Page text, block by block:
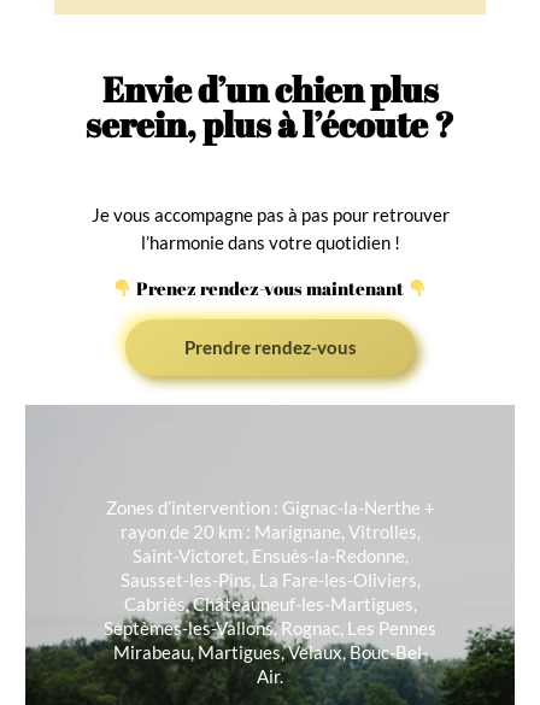
Envie d’un chien plus
serein, plus à l’écoute ?
Je vous accompagne pas à pas pour retrouver
l’harmonie dans votre quotidien !
Prenez rendez-vous maintenant
Prendre rendez-vous
Zones d’intervention : Gignac-la-Nerthe +
rayon de 20 km : Marignane, Vitrolles,
Saint-Victoret, Ensuès-la-Redonne,
Sausset-les-Pins, La Fare-les-Oliviers,
Cabriès, Châteauneuf-les-Martigues,
Septèmes-les-Vallons, Rognac, Les Pennes
Mirabeau, Martigues, Velaux, Bouc-Bel-
Air.